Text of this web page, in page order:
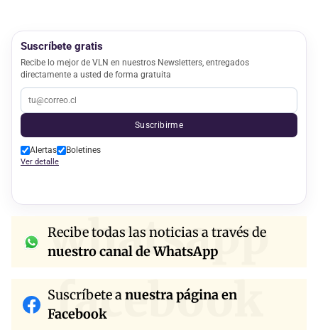
Suscríbete gratis
Recibe lo mejor de VLN en nuestros Newsletters, entregados
directamente a usted de forma gratuita
Suscribirme
Alertas Boletines
Ver detalle
whatsapp
Recibe todas las noticias a través de
nuestro canal de WhatsApp
facebook
Suscríbete anuestra página en
Facebook